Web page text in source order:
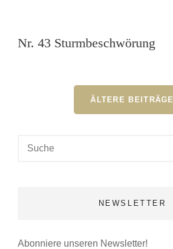
Nr. 43 Sturmbeschwörung
Beitragsnavigation
ÄLTERE BEITRÄGE
NEWSLETTER
Abonniere unseren Newsletter!